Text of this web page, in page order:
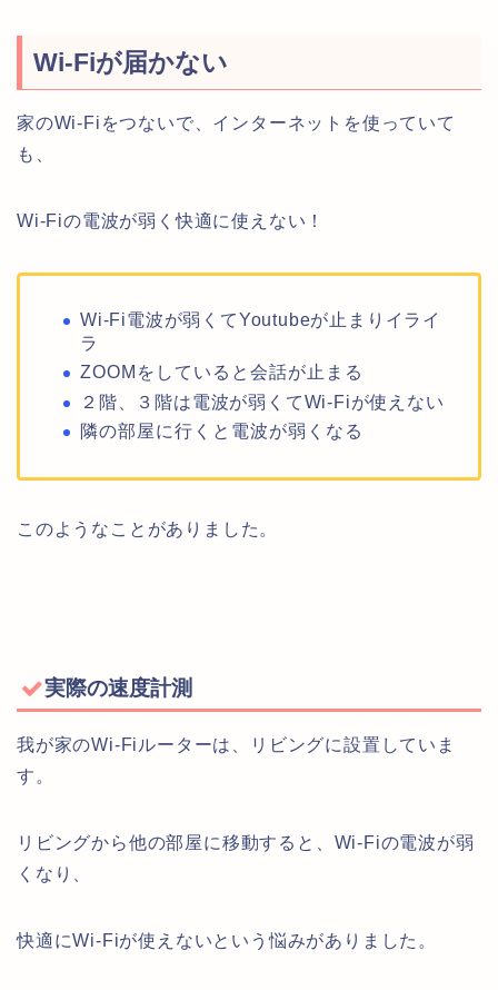
Wi-Fiが届かない
家のWi-Fiをつないで、インターネットを使っていて
も、
Wi-Fiの電波が弱く快適に使えない！
Wi-Fi電波が弱くてYoutubeが止まりイライ
ラ
ZOOMをしていると会話が止まる
２階、３階は電波が弱くてWi-Fiが使えない
隣の部屋に行くと電波が弱くなる
このようなことがありました。
実際の速度計測
我が家のWi-Fiルーターは、リビングに設置していま
す。
リビングから他の部屋に移動すると、Wi-Fiの電波が弱
くなり、
快適にWi-Fiが使えないという悩みがありました。